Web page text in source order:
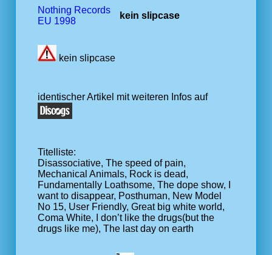
Nothing Records
EU 1998
kein slipcase
kein slipcase
identischer Artikel mit weiteren Infos auf
Titelliste:
Disassociative, The speed of pain,
Mechanical Animals, Rock is dead,
Fundamentally Loathsome, The dope show, I
want to disappear, Posthuman, New Model
No 15, User Friendly, Great big white world,
Coma White, I don’t like the drugs(but the
drugs like me), The last day on earth